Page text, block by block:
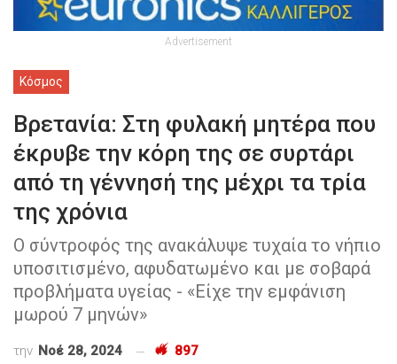
Advertisement
Κόσμος
Βρετανία: Στη φυλακή μητέρα που
έκρυβε την κόρη της σε συρτάρι
από τη γέννησή της μέχρι τα τρία
της χρόνια
Ο σύντροφός της ανακάλυψε τυχαία το νήπιο
υποσιτισμένο, αφυδατωμένο και με σοβαρά
προβλήματα υγείας - «Είχε την εμφάνιση
μωρού 7 μηνών»
την Νοέ 28, 2024 897